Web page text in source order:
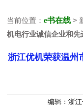
当前位置：e书在线 >
机电行业诚信企业和
浙江优机荣获温州
编辑：浙